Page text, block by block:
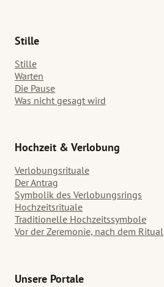
Stille
Stille
Warten
Die Pause
Was nicht gesagt wird
Hochzeit & Verlobung
Verlobungsrituale
Der Antrag
Symbolik des Verlobungsrings
Hochzeitsrituale
Traditionelle Hochzeitssymbole
Vor der Zeremonie, nach dem Ritual
Unsere Portale